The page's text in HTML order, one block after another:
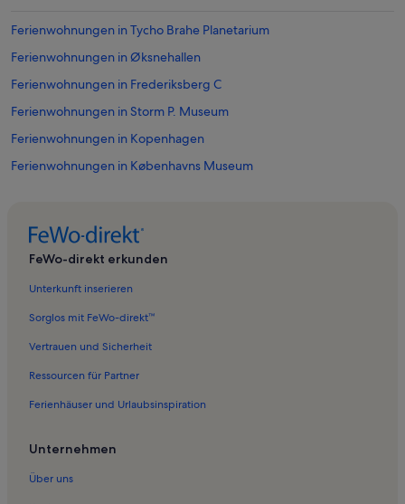
Ferienwohnungen in Tycho Brahe Planetarium
Ferienwohnungen in Øksnehallen
Ferienwohnungen in Frederiksberg C
Ferienwohnungen in Storm P. Museum
Ferienwohnungen in Kopenhagen
Ferienwohnungen in Københavns Museum
Ferienwohnungen in Schloss Frederiksberg
Ferienwohnungen in Hovedstaden
Ferienwohnungen in DieselHouse
Ferienwohnungen in DGI-byen
Ferienunterkünfte nahe Kopenhagen Hauptbahnhof
FeWo-direkt erkunden
Unterkunft inserieren
Sorglos mit FeWo-direkt™
Vertrauen und Sicherheit
Ressourcen für Partner
Ferienhäuser und Urlaubsinspiration
Unternehmen
Über uns